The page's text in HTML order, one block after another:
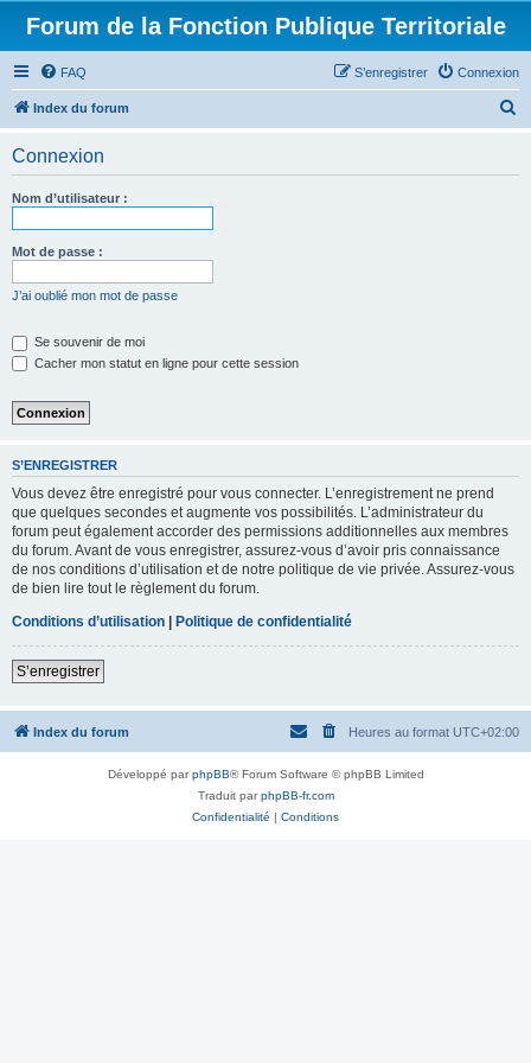
Forum de la Fonction Publique Territoriale
FAQ Connexion
S’enregistrer
Index du forum
Connexion
Nom d’utilisateur :
Mot de passe :
J’ai oublié mon mot de passe
Se souvenir de moi
Cacher mon statut en ligne pour cette session
S’ENREGISTRER
Vous devez être enregistré pour vous connecter. L’enregistrement ne prend
que quelques secondes et augmente vos possibilités. L’administrateur du
forum peut également accorder des permissions additionnelles aux membres
du forum. Avant de vous enregistrer, assurez-vous d’avoir pris connaissance
de nos conditions d’utilisation et de notre politique de vie privée. Assurez-vous
de bien lire tout le règlement du forum.
Conditions d’utilisation | Politique de confidentialité
S’enregistrer
Index du forum Heures au format UTC+02:00
Développé parphpBB® Forum Software © phpBB Limited
Traduit parphpBB-fr.com
Confidentialité | Conditions